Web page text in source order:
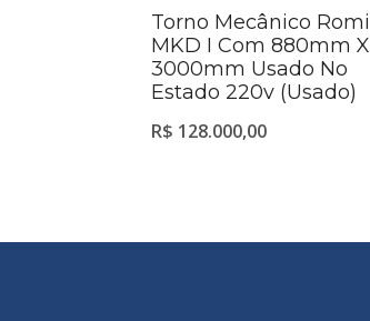
Torno Mecânico Romi
MKD I Com 880mm X
3000mm Usado No
Estado 220v (Usado)
R$ 128.000,00